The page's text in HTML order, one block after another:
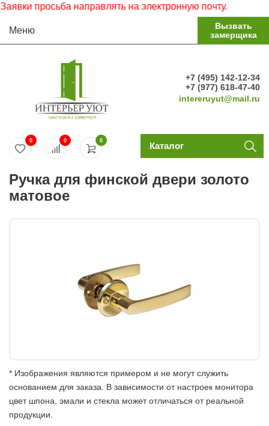
просьба направлять на электронную почту.
Меню
Вызвать
замерщика
+7 (495) 142-12-34
+7 (977) 618-47-40
intereruyut@mail.ru
0
0 0 Каталог
Ручка для финской двери золото
матовое
* Изображения являются примером и не могут служить
основанием для заказа. В зависимости от настроек монитора
цвет шпона, эмали и стекла может отличаться от реальной
продукции.